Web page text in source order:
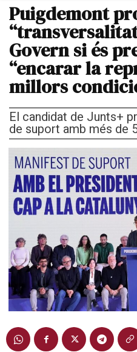
Puigdemont
Govern si és
“encarar la
millors
El candidat de Junts+
de suport amb més de